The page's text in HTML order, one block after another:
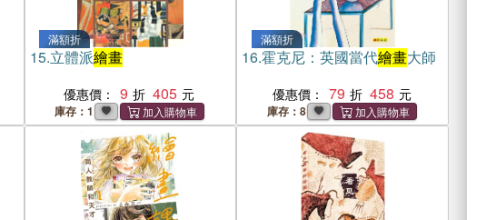
滿額折
15.立體派繪畫
優惠價： 9 405
庫存：1
滿額折
16.霍克尼：英國當代繪畫大師
優惠價： 79 458
庫存：8